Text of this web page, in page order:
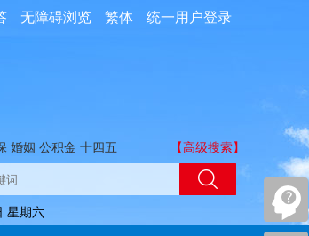
统一用户登录
繁体
无障碍浏览
婚姻 公积金 十四五 【高级搜索】
星期六